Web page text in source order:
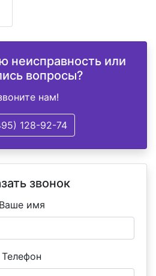
неисправность или
вопросы?
нам!
128-92-74
звонок
Ваше имя
Телефон